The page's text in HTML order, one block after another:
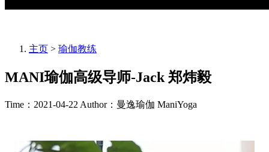
主页 > 瑜伽教练
MANI瑜伽高级导师-Jack 郑炜毅
Time：2021-04-22 Author：曼逸瑜伽 ManiYoga